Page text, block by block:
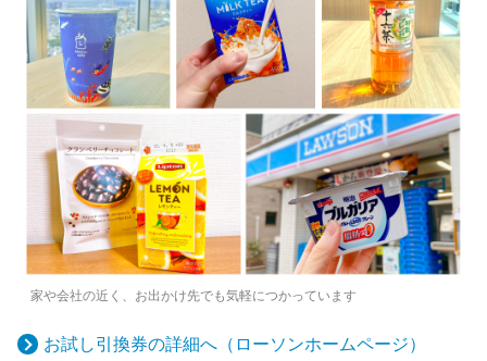
家や会社の近く、お出かけ先でも気軽につかっています
お試し引換券の詳細へ（ローソンホームページ）